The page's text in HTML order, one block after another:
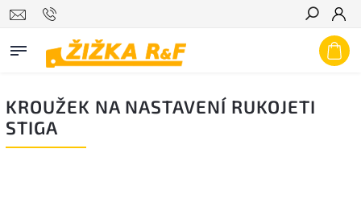
Hledat
KROUŽEK NA NASTAVENÍ RUKOJETI
STIGA